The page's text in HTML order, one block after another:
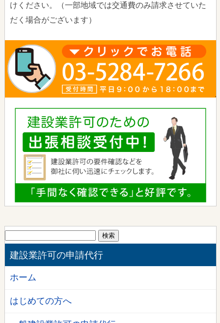
けください。（一部地域では交通費のみ請求させていた
だく場合がございます）
索:
建設業許可の申請代行
ホーム
はじめての方へ